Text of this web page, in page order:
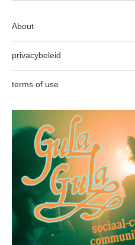
About
privacybeleid
terms of use